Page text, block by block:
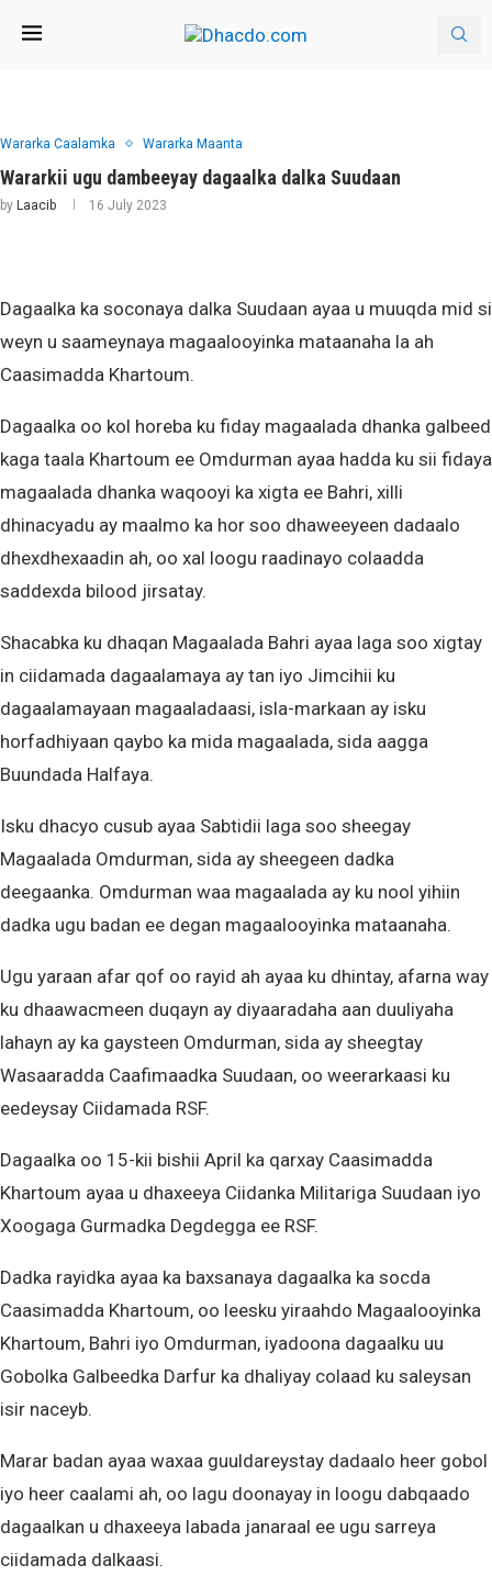
Wararka Caalamka Wararka Maanta
Wararkii ugu dambeeyay dagaalka dalka Suudaan
by Laacib 16 July 2023
Dagaalka ka soconaya dalka Suudaan ayaa u muuqda mid si
weyn u saameynaya magaalooyinka mataanaha la ah
Caasimadda Khartoum.
Dagaalka oo kol horeba ku fiday magaalada dhanka galbeed
kaga taala Khartoum ee Omdurman ayaa hadda ku sii fidaya
magaalada dhanka waqooyi ka xigta ee Bahri, xilli
dhinacyadu ay maalmo ka hor soo dhaweeyeen dadaalo
dhexdhexaadin ah, oo xal loogu raadinayo colaadda
saddexda bilood jirsatay.
Shacabka ku dhaqan Magaalada Bahri ayaa laga soo xigtay
in ciidamada dagaalamaya ay tan iyo Jimcihii ku
dagaalamayaan magaaladaasi, isla-markaan ay isku
horfadhiyaan qaybo ka mida magaalada, sida aagga
Buundada Halfaya.
Isku dhacyo cusub ayaa Sabtidii laga soo sheegay
Magaalada Omdurman, sida ay sheegeen dadka
deegaanka. Omdurman waa magaalada ay ku nool yihiin
dadka ugu badan ee degan magaalooyinka mataanaha.
Ugu yaraan afar qof oo rayid ah ayaa ku dhintay, afarna way
ku dhaawacmeen duqayn ay diyaaradaha aan duuliyaha
lahayn ay ka gaysteen Omdurman, sida ay sheegtay
Wasaaradda Caafimaadka Suudaan, oo weerarkaasi ku
eedeysay Ciidamada RSF.
Dagaalka oo 15-kii bishii April ka qarxay Caasimadda
Khartoum ayaa u dhaxeeya Ciidanka Militariga Suudaan iyo
Xoogaga Gurmadka Degdegga ee RSF.
Dadka rayidka ayaa ka baxsanaya dagaalka ka socda
Caasimadda Khartoum, oo leesku yiraahdo Magaalooyinka
Khartoum, Bahri iyo Omdurman, iyadoona dagaalku uu
Gobolka Galbeedka Darfur ka dhaliyay colaad ku saleysan
isir naceyb.
Marar badan ayaa waxaa guuldareystay dadaalo heer gobol
iyo heer caalami ah, oo lagu doonayay in loogu dabqaado
dagaalkan u dhaxeeya labada janaraal ee ugu sarreya
ciidamada dalkaasi.